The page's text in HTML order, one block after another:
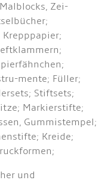
Zei-
mente; Füller;
Stiftsets;
Markierstifte;
Gummistempel;
Kreide;
und